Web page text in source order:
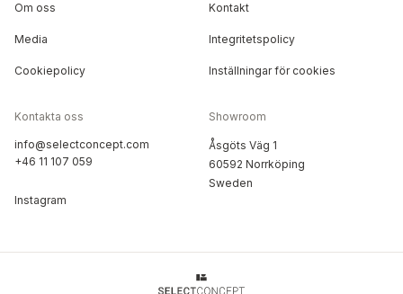
Om oss Kontakt
Media Integritetspolicy
Cookiepolicy Inställningar för cookies
Kontakta oss
info@selectconcept.com
+46 11 107 059
Instagram
Showroom
Åsgöts Väg 1
60592 Norrköping
Sweden